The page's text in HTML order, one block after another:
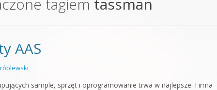
od podstaw
Kompendium
tagiem tassman
AAS
sample, sprzęt i oprogramowanie trwa w najlepsze. Firma